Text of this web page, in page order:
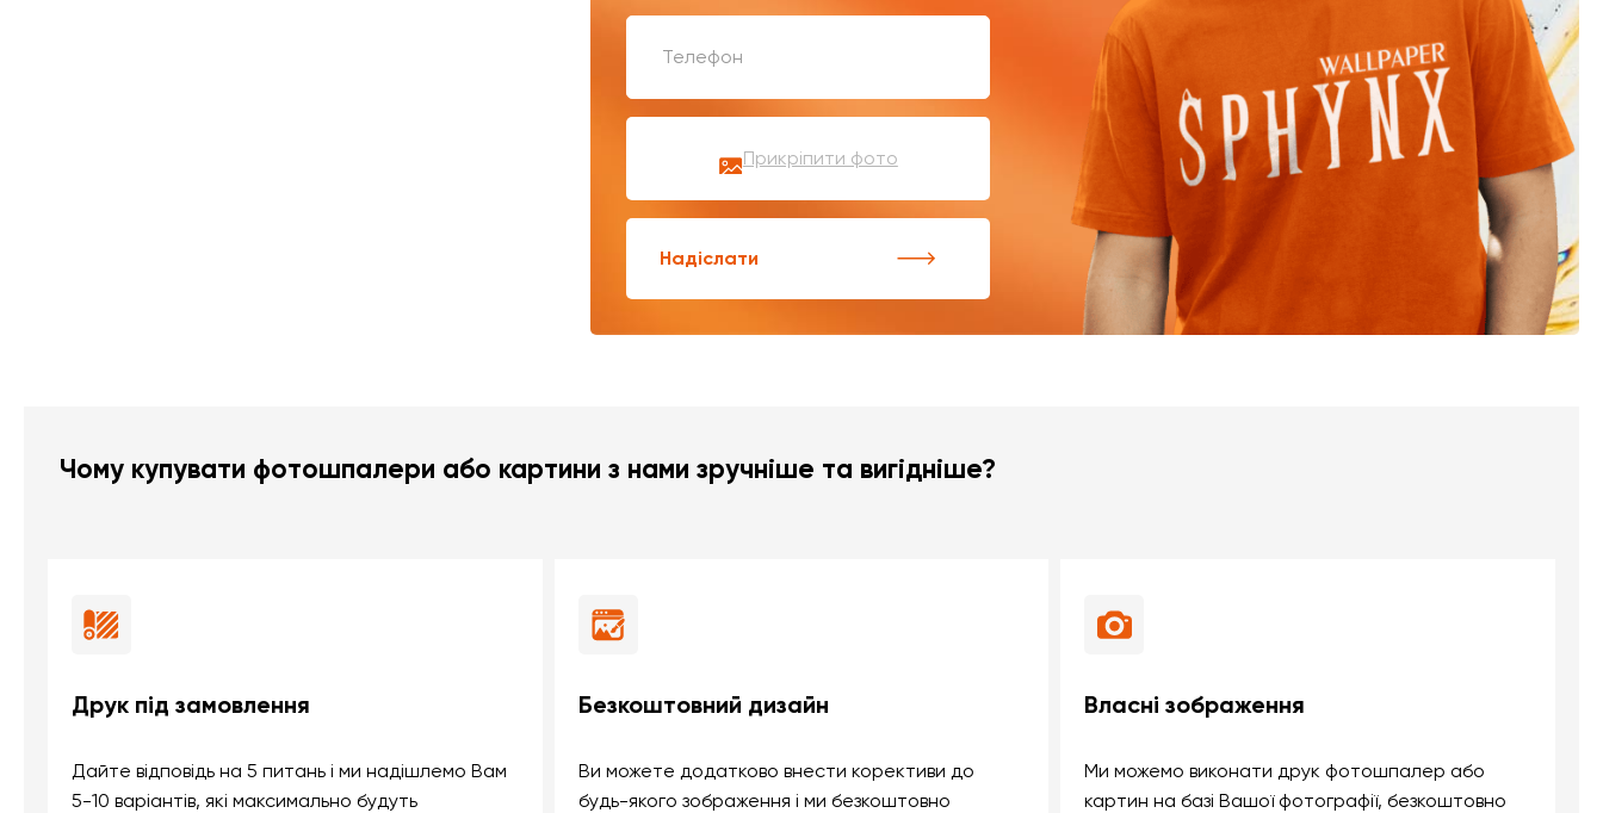
Прикріпити фото
Надіслати
Чому купувати фотошпалери або картини з нами зручніше та вигідніше?
Друк під замовлення
Дайте відповідь на 5 питань і ми надішлемо Вам
5-10 варіантів, які максимально будуть
Безкоштовний дизайн
Ви можете додатково внести корективи до
будь-якого зображення і ми безкоштовно
Власні зображення
Ми можемо виконати друк фотошпалер або
картин на базі Вашої фотографії, безкоштовно